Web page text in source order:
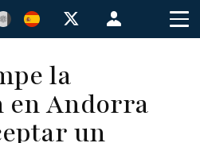
Menú
de
usuario
la
en Andorra
un